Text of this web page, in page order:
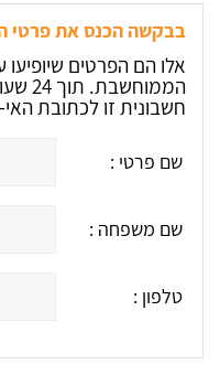
בבקשה הכנס את פרטי
אלו הם הפרטים
חשבונית זו לכתובת
שם פרטי :
שם משפחה :
טלפון :